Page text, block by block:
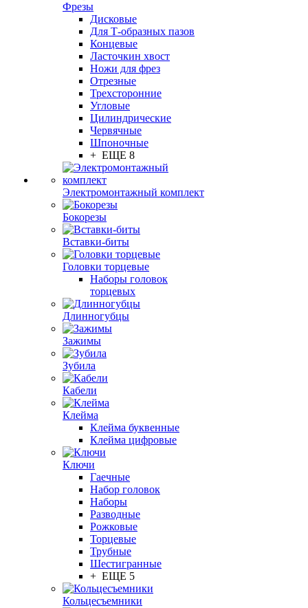
Фрезы
Дисковые
Для Т-образных пазов
Концевые
Ласточкин хвост
Ножи для фрез
Отрезные
Трехсторонние
Угловые
Цилиндрические
Червячные
Шпоночные
+ ЕЩЕ 8
Электромонтажный комплект
Бокорезы
Вставки-биты
Головки торцевые
Наборы головок
торцевых
Длинногубцы
Зажимы
Зубила
Кабели
Клейма
Клейма буквенные
Клейма цифровые
Ключи
Гаечные
Набор головок
Наборы
Разводные
Рожковые
Торцевые
Трубные
Шестигранные
+ ЕЩЕ 5
Кольцесъемники